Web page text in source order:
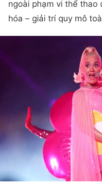
của ngày thi đấu, góp
ngoài phạm vi thể thao
hóa – giải trí quy mô